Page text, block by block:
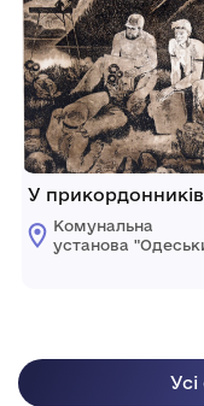
У прикордонників
Комунальна
установа